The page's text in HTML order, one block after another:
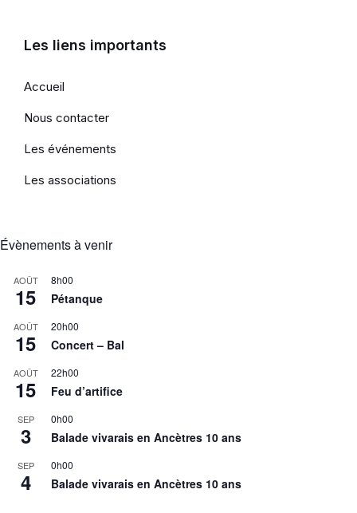
Les liens importants
Accueil
Nous contacter
Les événements
Les associations
Évènements à venir
AOÛT
15
8h00
Pétanque
AOÛT
15
20h00
Concert – Bal
AOÛT
15
22h00
Feu d’artifice
SEP
3
0h00
Balade vivarais en Ancètres 10 ans
SEP
4
0h00
Balade vivarais en Ancètres 10 ans